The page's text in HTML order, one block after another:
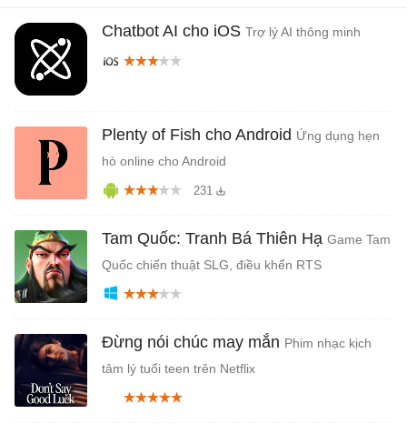
Chatbot AI cho iOS Trợ lý AI thông minh
Plenty of Fish cho Android Ứng dụng hẹn
hò online cho Android
231
Tam Quốc: Tranh Bá Thiên Hạ Game Tam
Quốc chiến thuật SLG, điều khển RTS
Đừng nói chúc may mắn Phim nhạc kịch
tâm lý tuổi teen trên Netflix